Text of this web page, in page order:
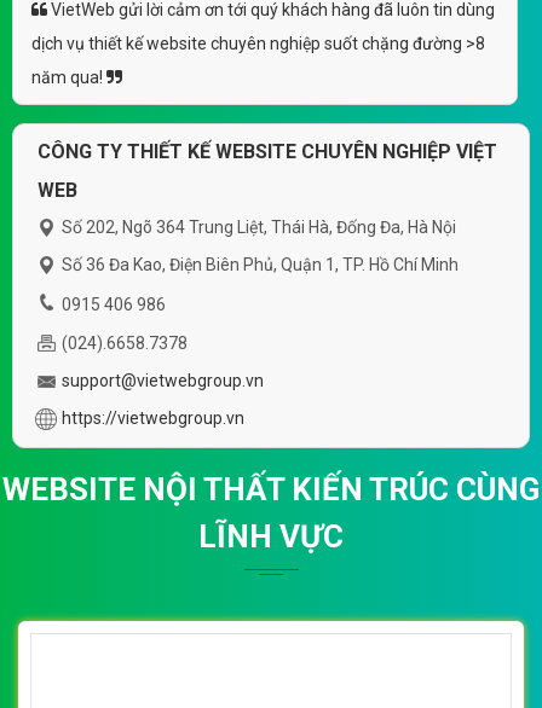
VietWeb gửi lời cảm ơn tới quý khách hàng đã luôn tin dùng
dịch vụ thiết kế website chuyên nghiệp suốt chặng đường >8
năm qua!
CÔNG TY THIẾT KẾ WEBSITE CHUYÊN NGHIỆP VIỆT
WEB
Số 202, Ngõ 364 Trung Liệt, Thái Hà, Đống Đa, Hà Nội
Số 36 Đa Kao, Điện Biên Phủ, Quận 1, TP. Hồ Chí Minh
0915 406 986
(024).6658.7378
support@vietwebgroup.vn
https://vietwebgroup.vn
WEBSITE NỘI THẤT KIẾN TRÚC CÙNG
LĨNH VỰC